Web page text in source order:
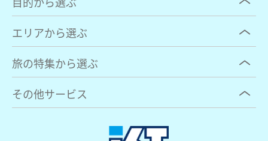
エリアから選ぶ
旅の特集から選ぶ
その他サービス